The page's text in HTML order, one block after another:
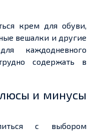
крем для обуви,
вешалки и другие
каждодневного
содержать в
и минусы
с выбором